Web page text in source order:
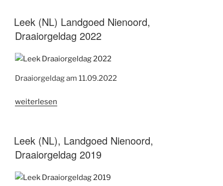
Nienoord,
Draaiorgeldag
2023“
Leek (NL) Landgoed Nienoord,
Draaiorgeldag 2022
Draaiorgeldag am 11.09.2022
„Leek
Nienoord,
Draaiorgeldag
2022“
weiterlesen
Leek (NL), Landgoed Nienoord,
Draaiorgeldag 2019